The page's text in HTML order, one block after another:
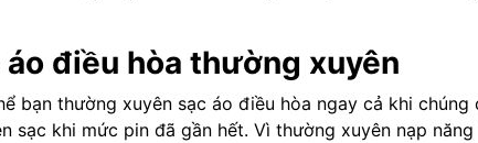
điều hòa thường xuyên
bạn thường xuyên sạc áo điều hòa ngay cả khi chúng
sạc khi mức pin đã gần hết. Vì thường xuyên nạp